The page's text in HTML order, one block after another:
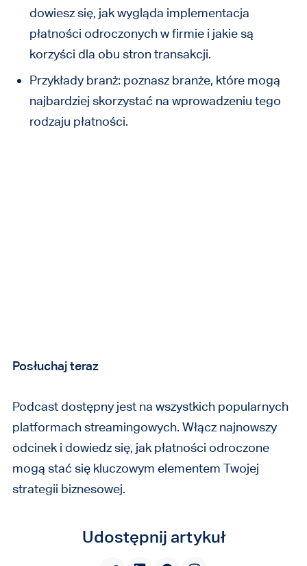
dowiesz się, jak wygląda implementacja
płatności odroczonych w firmie i jakie są
korzyści dla obu stron transakcji.
Przykłady branż: poznasz branże, które mogą
najbardziej skorzystać na wprowadzeniu tego
rodzaju płatności.
Posłuchaj teraz
Podcast dostępny jest na wszystkich popularnych
platformach streamingowych. Włącz najnowszy
odcinek i dowiedz się, jak płatności odroczone
mogą stać się kluczowym elementem Twojej
strategii biznesowej.
Udostępnij artykuł